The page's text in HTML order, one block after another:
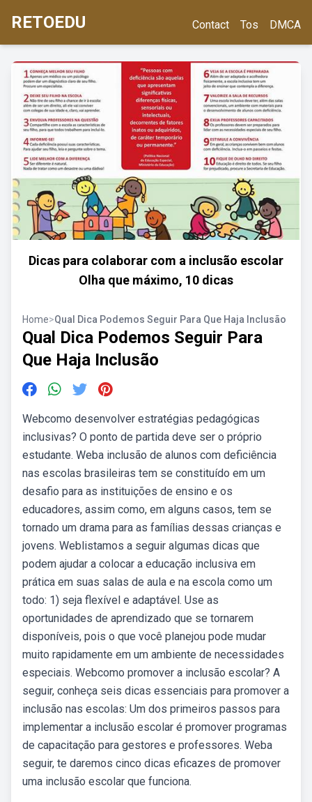
RETOEDU Contact Tos DMCA
Dicas para colaborar com a inclusão escolar
Olha que máximo, 10 dicas
Home>Qual Dica Podemos Seguir Para Que Haja Inclusão
Qual Dica Podemos Seguir Para
Que Haja Inclusão
Webcomo desenvolver estratégias pedagógicas
inclusivas? O ponto de partida deve ser o próprio
estudante. Weba inclusão de alunos com deficiência
nas escolas brasileiras tem se constituído em um
desafio para as instituições de ensino e os
educadores, assim como, em alguns casos, tem se
tornado um drama para as famílias dessas crianças e
jovens. Weblistamos a seguir algumas dicas que
podem ajudar a colocar a educação inclusiva em
prática em suas salas de aula e na escola como um
todo: 1) seja flexível e adaptável. Use as
oportunidades de aprendizado que se tornarem
disponíveis, pois o que você planejou pode mudar
muito rapidamente em um ambiente de necessidades
especiais. Webcomo promover a inclusão escolar? A
seguir, conheça seis dicas essenciais para promover a
inclusão nas escolas: Um dos primeiros passos para
implementar a inclusão escolar é promover programas
de capacitação para gestores e professores. Weba
seguir, te daremos cinco dicas eficazes de promover
uma inclusão escolar que funciona.